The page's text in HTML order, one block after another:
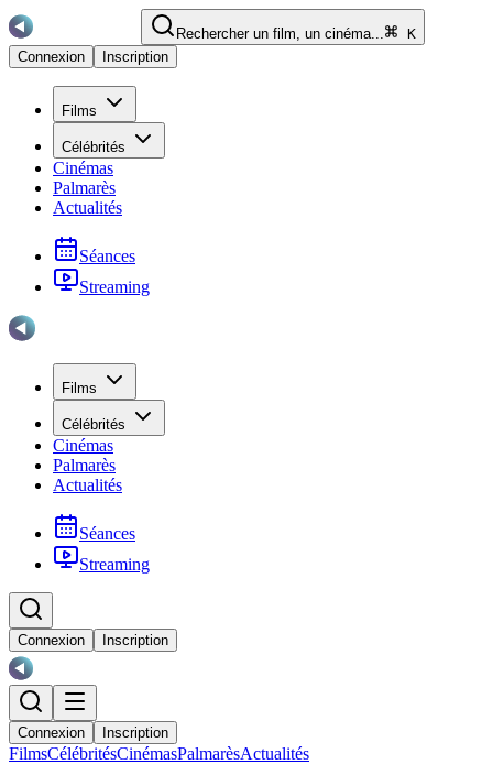
Rechercher un film, un cinéma...
K
Connexion
Inscription
Films
Célébrités
Cinémas
Palmarès
Actualités
Séances
Streaming
Films
Célébrités
Cinémas
Palmarès
Actualités
Séances
Streaming
Connexion Inscription
Connexion Inscription
FilmsCélébritésCinémasPalmarèsActualités